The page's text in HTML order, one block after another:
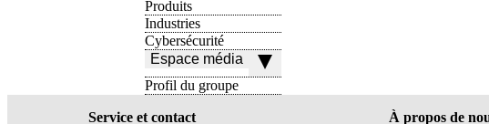
Produits
Industries
Cybersécurité
Espace média
Profil du groupe
Service et contact À propos de